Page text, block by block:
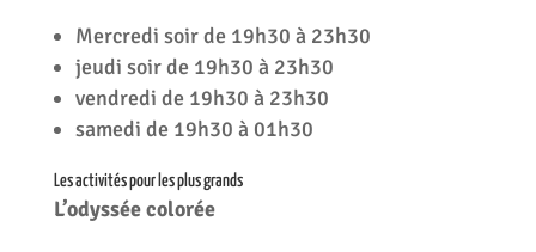
Mercredi soir de 19h30 à 23h30
jeudi soir de 19h30 à 23h30
vendredi de 19h30 à 23h30
samedi de 19h30 à 01h30
Les activités pour les plus grands
L’odyssée colorée